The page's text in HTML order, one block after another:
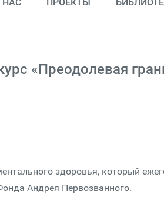
«Преодолевая
здоровья, который
Андрея Первозванного.